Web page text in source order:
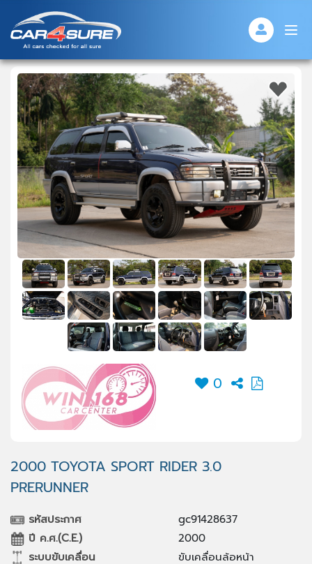
0
2000 TOYOTA SPORT RIDER 3.0
PRERUNNER
รหัสประกาศ
gc91428637
ปี ค.ศ.(C.E.)
2000
ระบบขับเคลื่อน
ขับเคลื่อนล้อหน้า